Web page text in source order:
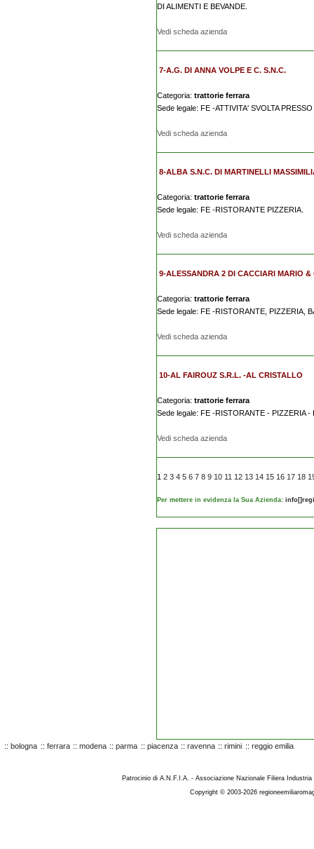
DI ALIMENTI E BEVANDE.
Vedi scheda azienda
7-A.G. DI ANNA VOLPE E C. S.N.C.
Categoria: trattorie ferrara
Sede legale: FE -ATTIVITA' SVOLTA
Vedi scheda azienda
8-ALBA S.N.C. DI MARTINELLI
Categoria: trattorie ferrara
Sede legale: FE -RISTORANTE PIZZERIA.
Vedi scheda azienda
9-ALESSANDRA 2 DI CACCIARI MARIO &
Categoria: trattorie ferrara
Sede legale: FE -RISTORANTE, PIZZERIA,
Vedi scheda azienda
10-AL FAIROUZ S.R.L. -AL CRISTALLO
Categoria: trattorie ferrara
Sede legale: FE -RISTORANTE - PIZZERIA -
Vedi scheda azienda
1 2 3 4 5 6 7 8 9 10 11 12 13 14 15 16 17 18
Per mettere in evidenza la Sua Azienda:
:: bologna :: ferrara :: modena :: parma :: piacenza :: ravenna :: rimini :: reggio emilia
Patrocinio di A.N.F.I.A. - Associazione Nazionale Filiera
Copyright © 2003-2026